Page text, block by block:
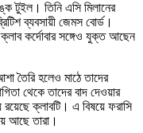
টুইল। তিনি এসি মিলানের
ব্যবসায়ী জেমস বোর্ড।
কর্দোবার সঙ্গেও যুক্ত আছেন
তৈরি হলেও মাঠে তাদের
থেকে তাদের বাদ দেওয়ার
ক্লাবটি। এ বিষয়ে ফরাসি
আছে তারা।